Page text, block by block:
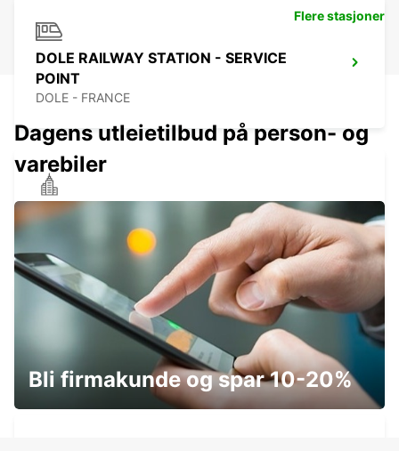
DOLE RAILWAY STATION - SERVICE
POINT
DOLE - FRANCE
BEAUNE
BEAUNE - FRANCE
DOLE AIRPORT
Flere stasjoner
Dagens utleietilbud på person- og
varebiler
Bli firmakunde og spar 10-20%